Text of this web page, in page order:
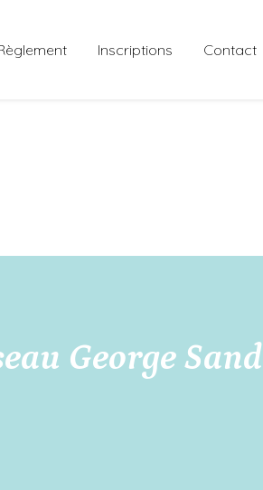
Inscriptions Contact
George Sand